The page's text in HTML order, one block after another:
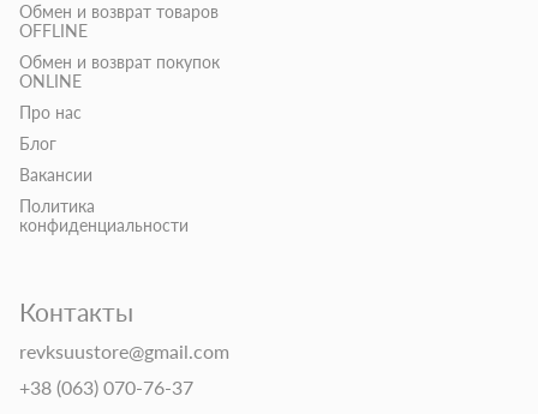
Обмен и возврат товаров
OFFLINE
Обмен и возврат покупок
ONLINE
Про нас
Блог
Вакансии
Политика
конфиденциальности
Контакты
revksuustore@gmail.com
+38 (063) 070-76-37